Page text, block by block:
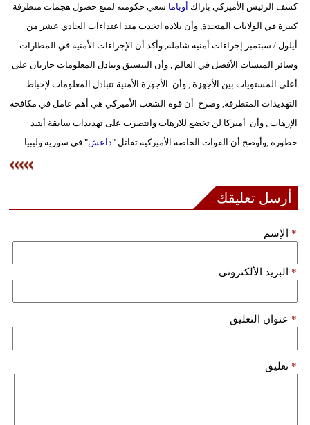
وتكنولوجيا
بيئة
أبراج
فيديو
سيارات
كشف الرئيس الأميركي باراك أوباما سعي حكومته لمنع حصول هجمات متطرفة
كبيرة في الولايات المتحدة, وأن بلاده اتخذت منذ اعتداءات الحادي عشر من
أيلول / سبتمبر إجراءات أمنية شاملة, وأكد أن الإجراءات الأمنية في المطارات
وسائر المنشآت الأفضل في العالم , وأن التنسيق وتبادل المعلومات جاريان على
أعلى المستويات بين الأجهزة , وأن الأجهزة الأمنية تتبادل المعلومات لإحباط
التهديدات المتطرفة, وصرح أن قوة الشعب الأميركي هي أهم عامل في مكافحة
الإرهاب , وأن أميركا لن تخضع للارهاب وانتصرت على تهديدات سابقة أشد
خطورة ,وأوضح أن القوات الخاصة الأميركية تقاتل "داعش" في سورية وليبيا.
أرسل تعليقك
الإسم *
البريد الألكتروني *
عنوان التعليق *
تعليق *